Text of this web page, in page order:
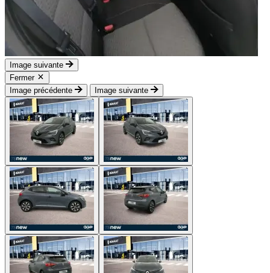
Image suivante
Fermer
Image précédente
Image suivante